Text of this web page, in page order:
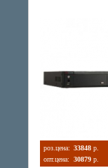
роз.цена: 33848 р.
опт.цена:
30879 р.